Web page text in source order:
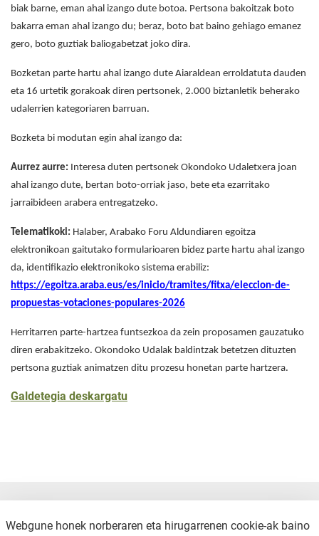
biak barne, eman ahal izango dute botoa. Pertsona bakoitzak boto
bakarra eman ahal izango du; beraz, boto bat baino gehiago emanez
gero, boto guztiak baliogabetzat joko dira.
Bozketan parte hartu ahal izango dute Aiaraldean erroldatuta dauden
eta 16 urtetik gorakoak diren pertsonek, 2.000 biztanletik beherako
udalerrien kategoriaren barruan.
Bozketa bi modutan egin ahal izango da:
Aurrez aurre: Interesa duten pertsonek Okondoko Udaletxera joan
ahal izango dute, bertan boto-orriak jaso, bete eta ezarritako
jarraibideen arabera entregatzeko.
Telematikoki: Halaber, Arabako Foru Aldundiaren egoitza
elektronikoan gaitutako formularioaren bidez parte hartu ahal izango
da, identifikazio elektronikoko sistema erabiliz:
https://egoitza.araba.eus/es/inicio/tramites/fitxa/eleccion-de-
propuestas-votaciones-populares-2026
Herritarren parte-hartzea funtsezkoa da zein proposamen gauzatuko
diren erabakitzeko. Okondoko Udalak baldintzak betetzen dituzten
pertsona guztiak animatzen ditu prozesu honetan parte hartzera.
Galdetegia deskargatu
Webgune honek norberaren eta hirugarrenen cookie-ak baino